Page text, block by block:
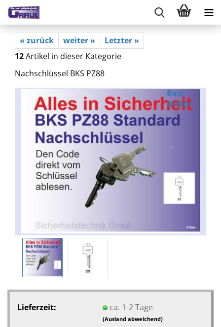
« zurück weiter »
Letzter »
12Artikel in dieser Kategorie
Nachschlüssel BKS PZ88
Basi
GmbH
Lieferzeit: ca. 1-2 Tage
(Ausland abweichend)